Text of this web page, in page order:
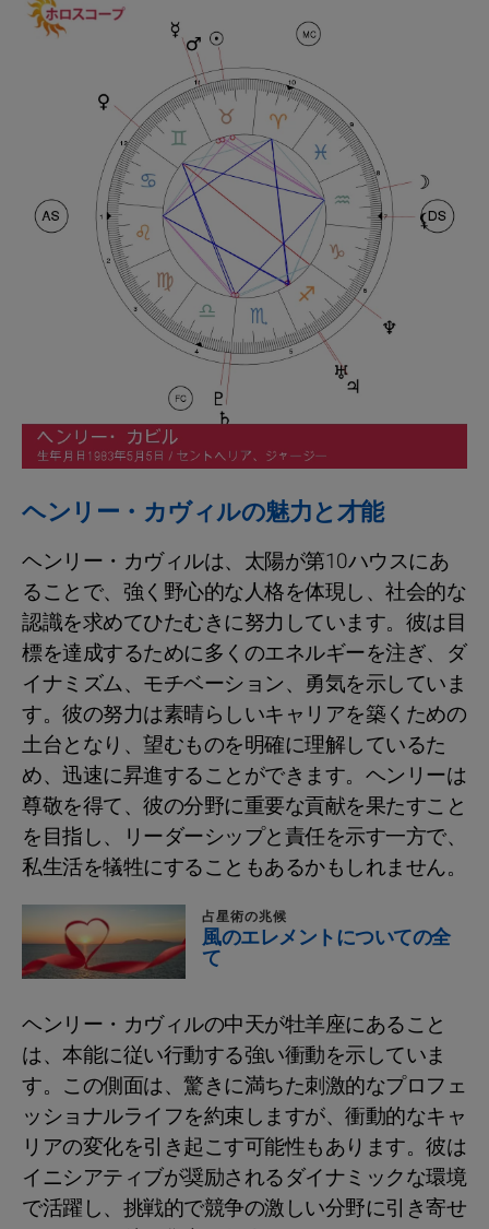
ヘンリー・カヴィルの魅力と才能
ヘンリー・カヴィルは、太陽が第10ハウスにあ
ることで、強く野心的な人格を体現し、社会的な
認識を求めてひたむきに努力しています。彼は目
標を達成するために多くのエネルギーを注ぎ、ダ
イナミズム、モチベーション、勇気を示していま
す。彼の努力は素晴らしいキャリアを築くための
土台となり、望むものを明確に理解しているた
め、迅速に昇進することができます。ヘンリーは
尊敬を得て、彼の分野に重要な貢献を果たすこと
を目指し、リーダーシップと責任を示す一方で、
私生活を犠牲にすることもあるかもしれません。
占星術の兆候
風のエレメントについての全
て
ヘンリー・カヴィルの中天が牡羊座にあること
は、本能に従い行動する強い衝動を示していま
す。この側面は、驚きに満ちた刺激的なプロフェ
ッショナルライフを約束しますが、衝動的なキャ
リアの変化を引き起こす可能性もあります。彼は
イニシアティブが奨励されるダイナミックな環境
で活躍し、挑戦的で競争の激しい分野に引き寄せ